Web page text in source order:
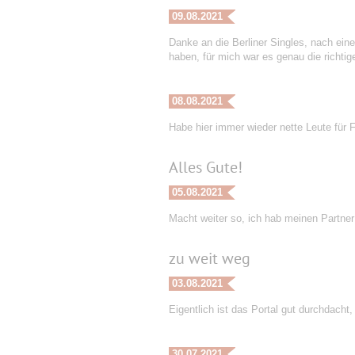
09.08.2021
Danke an die Berliner Singles, nach
haben, für mich war es genau die
08.08.2021
Habe hier immer wieder nette Leute
Alles Gute!
05.08.2021
Macht weiter so, ich hab meinen
zu weit weg
03.08.2021
Eigentlich ist das Portal gut